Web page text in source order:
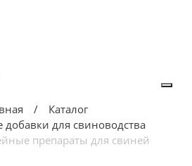
Каталог
для свиноводства
препараты для свиней